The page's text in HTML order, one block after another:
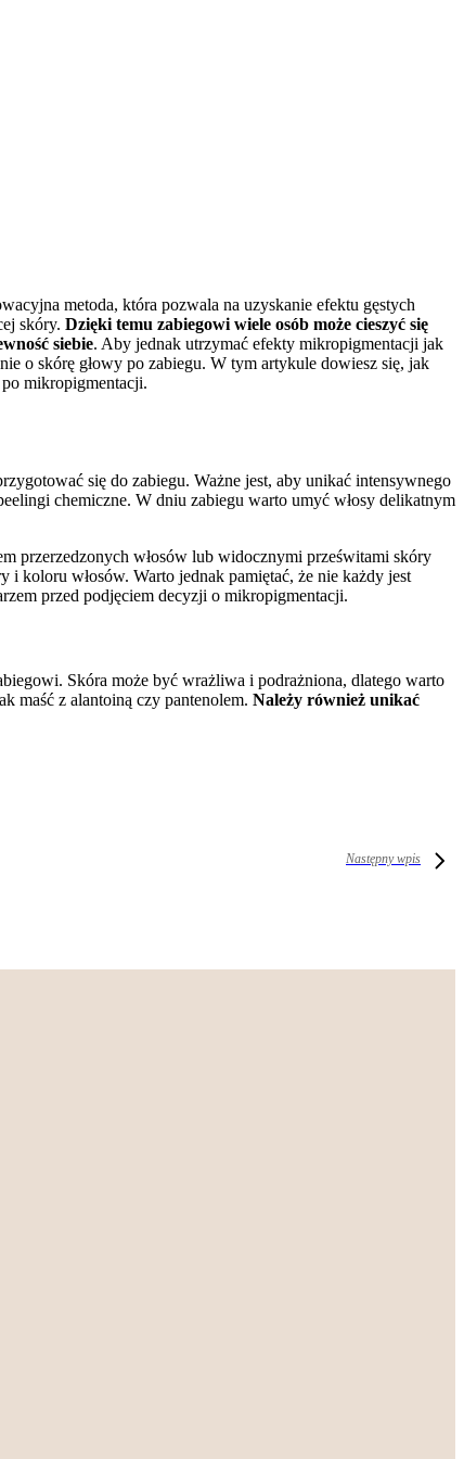
metoda, która pozwala na uzyskanie efektu gęstych
skóry. Dzięki temu zabiegowi wiele osób może cieszyć się
siebie. Aby jednak utrzymać efekty mikropigmentacji jak
o skórę głowy po zabiegu. W tym artykule dowiesz się, jak
mikropigmentacji.
się do zabiegu. Ważne jest, aby unikać intensywnego
chemiczne. W dniu zabiegu warto umyć włosy delikatnym
przerzedzonych włosów lub widocznymi prześwitami skóry
i koloru włosów. Warto jednak pamiętać, że nie każdy jest
przed podjęciem decyzji o mikropigmentacji.
Skóra może być wrażliwa i podrażniona, dlatego warto
maść z alantoiną czy pantenolem. Należy również unikać
Następny wpis